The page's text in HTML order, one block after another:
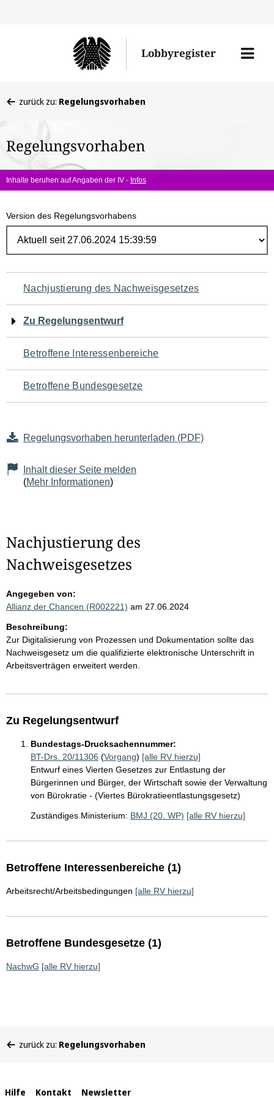
Lobbyregister
Menü
befinden
hier:
zurück zu: Regelungsvorhaben
Regelungsvorhaben
Inhalte beruhen auf Angaben der IV - Infos
Version des Regelungsvorhabens
Navigation
für
den
Seiteninhalt
Nachjustierung des Nachweisgesetzes
Zu Regelungsentwurf
Betroffene Interessenbereiche
Betroffene Bundesgesetze
Regelungsvorhaben herunterladen (PDF)
Inhalt dieser Seite melden
(Mehr Informationen)
Nachjustierung des
Nachweisgesetzes
Angegeben von:
Allianz der Chancen (R002221) am 27.06.2024
Beschreibung:
Zur Digitalisierung von Prozessen und Dokumentation sollte das
Nachweisgesetz um die qualifizierte elektronische Unterschrift in
Arbeitsverträgen erweitert werden.
Zu Regelungsentwurf
Bundestags-Drucksachennummer:
BT-Drs. 20/11306 (Vorgang) [alle RV hierzu]
Entwurf eines Vierten Gesetzes zur Entlastung der
Bürgerinnen und Bürger, der Wirtschaft sowie der Verwaltung
von Bürokratie - (Viertes Bürokratieentlastungsgesetz)
Zuständiges Ministerium: BMJ (20. WP) [alle RV hierzu]
Betroffene Interessenbereiche (1)
Arbeitsrecht/Arbeitsbedingungen [alle RV hierzu]
Betroffene Bundesgesetze (1)
NachwG [alle RV hierzu]
befinden
zurück zu: Regelungsvorhaben
Hilfe Kontakt Newsletter